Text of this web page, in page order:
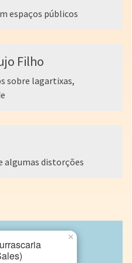
espaços públicos
Filho
sobre lagartixas,
algumas distorções
×